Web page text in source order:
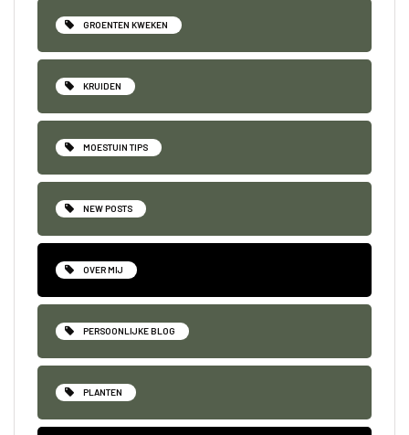
GROENTEN KWEKEN
KRUIDEN
MOESTUIN TIPS
NEW POSTS
OVER MIJ
PERSOONLIJKE BLOG
PLANTEN